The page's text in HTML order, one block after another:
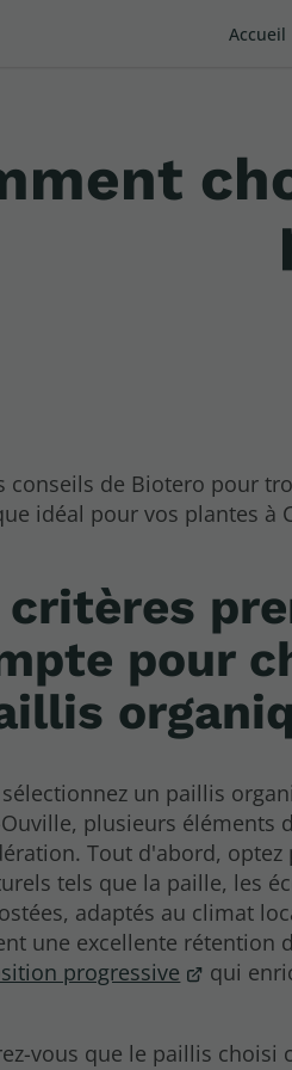
Accueil
conseils de Biotero pour
idéal pour vos plantes à
critères
pour
un paillis
plusieurs éléments
Tout d'abord, optez
tels que la paille, les
adaptés au climat
une excellente rétention
progressive
qui
vous que le paillis choisi